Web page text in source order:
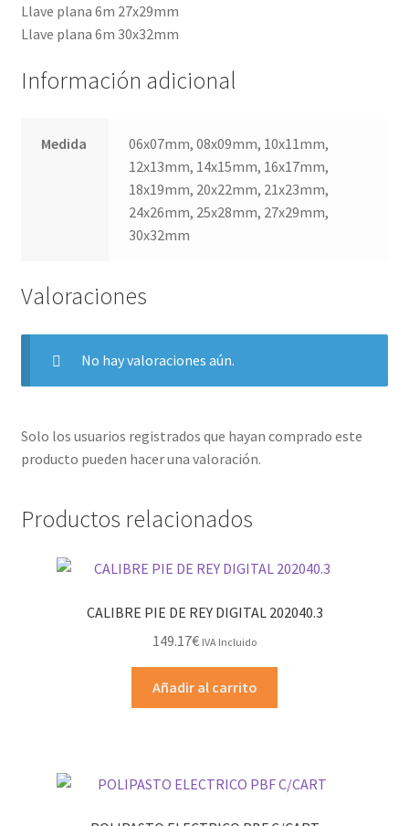
Llave plana 6m 27x29mm
Llave plana 6m 30x32mm
Información adicional
Medida
06x07mm, 08x09mm, 10x11mm,
12x13mm, 14x15mm, 16x17mm,
18x19mm, 20x22mm, 21x23mm,
24x26mm, 25x28mm, 27x29mm,
30x32mm
Valoraciones
No hay valoraciones aún.
Solo los usuarios registrados que hayan comprado este
producto pueden hacer una valoración.
Productos relacionados
CALIBRE PIE DE REY DIGITAL 202040.3
149.17€ IVA Incluido
Añadir al carrito